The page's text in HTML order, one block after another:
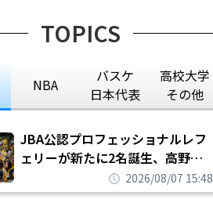
TOPICS
NBA
バスケ
日本代表
高校大学
その他
JBA公認プロフェッショナルレフ
ェリーが新たに2名誕生、高野晃
平は16年間続けた会社員生活に別
れを告げてプロ転向を決断
2026/08/07 15:48